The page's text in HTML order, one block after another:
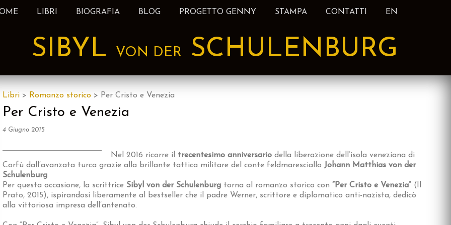
LIBRI BIOGRAFIA BLOG PROGETTO GENNY STAMPA CONTATTI EN
SIBYL VON DER SCHULENBURG
Libri > Romanzo storico > Per Cristo e Venezia
Per Cristo e Venezia
4 Giugno 2015
Nel 2016 ricorre il trecentesimo anniversario della liberazione dell’isola veneziana di
Corfù dall’avanzata turca grazie alla brillante tattica militare del conte feldmaresciallo Johann Matthias von der
Schulenburg.
Per questa occasione, la scrittrice Sibyl von der Schulenburg torna al romanzo storico con“Per Cristo e Venezia” (Il
Prato, 2015), ispirandosi liberamente al bestseller che il padre Werner, scrittore e diplomatico anti-nazista, dedicò
alla vittoriosa impresa dell’antenato.